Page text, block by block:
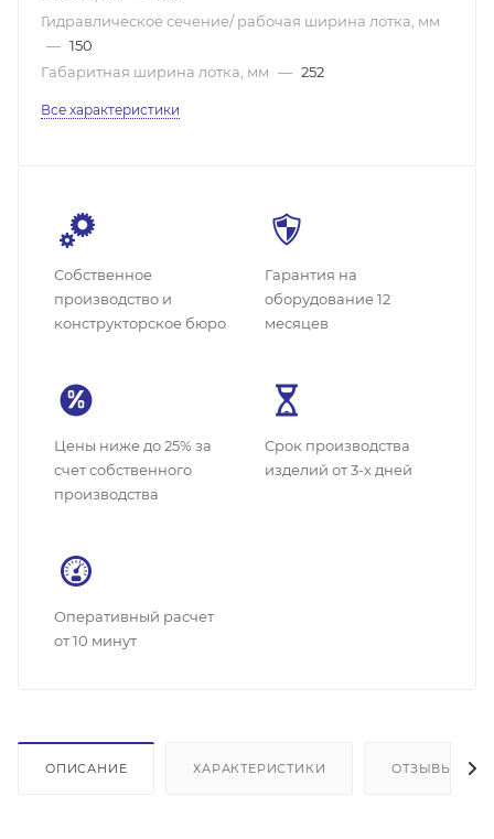
Гидравлическое сечение/ рабочая ширина лотка, мм
— 150
Габаритная ширина лотка, мм — 252
Все характеристики
Собственное
производство и
конструкторское бюро
Гарантия на
оборудование 12
месяцев
Цены ниже до 25% за
счет собственного
производства
Cрок производства
изделий от 3-х дней
Оперативный расчет
от 10 минут
ОПИСАНИЕ ХАРАКТЕРИСТИКИ ОТЗЫВЫ